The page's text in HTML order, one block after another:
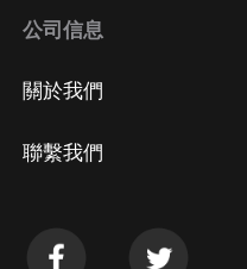
公司信息
關於我們
聯繫我們